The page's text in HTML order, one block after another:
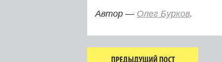
Автор — Олег Бурков.
ПРЕДЫДУЩИЙ ПОСТ